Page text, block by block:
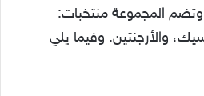
وتضم المجموعة منتخبات:
والأرجنتين. وفيما يلي